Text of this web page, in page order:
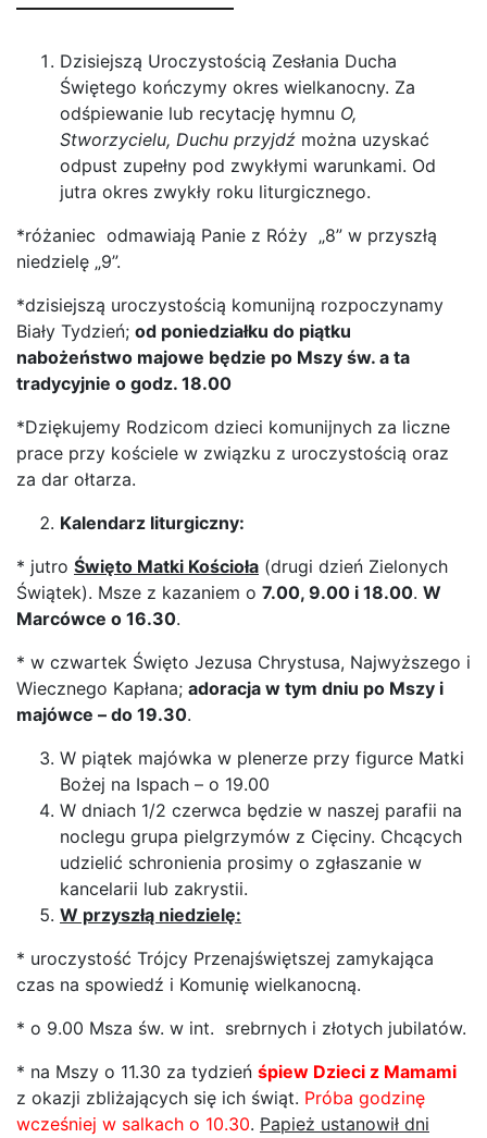
Dzisiejszą Uroczystością Zesłania Ducha
Świętego kończymy okres wielkanocny. Za
odśpiewanie lub recytację hymnu O,
Stworzycielu, Duchu przyjdź można uzyskać
odpust zupełny pod zwykłymi warunkami. Od
jutra okres zwykły roku liturgicznego.
*różaniec odmawiają Panie z Róży „8” w przyszłą
niedzielę „9”.
*dzisiejszą uroczystością komunijną rozpoczynamy
Biały Tydzień; od poniedziałku do piątku
nabożeństwo majowe będzie po Mszy św. a ta
tradycyjnie o godz. 18.00
*Dziękujemy Rodzicom dzieci komunijnych za liczne
prace przy kościele w związku z uroczystością oraz
za dar ołtarza.
Kalendarz liturgiczny:
* jutro Święto Matki Kościoła (drugi dzień Zielonych
Świątek). Msze z kazaniem o 7.00, 9.00 i 18.00. W
Marcówce o 16.30.
* w czwartek Święto Jezusa Chrystusa, Najwyższego i
Wiecznego Kapłana; adoracja w tym dniu po Mszy i
majówce – do 19.30.
W piątek majówka w plenerze przy figurce Matki
Bożej na Ispach – o 19.00
W dniach 1/2 czerwca będzie w naszej parafii na
noclegu grupa pielgrzymów z Cięciny. Chcących
udzielić schronienia prosimy o zgłaszanie w
kancelarii lub zakrystii.
W przyszłą niedzielę:
* uroczystość Trójcy Przenajświętszej zamykająca
czas na spowiedź i Komunię wielkanocną.
* o 9.00 Msza św. w int. srebrnych i złotych jubilatów.
* na Mszy o 11.30 za tydzień śpiew Dzieci z Mamami
z okazji zbliżających się ich świąt. Próba godzinę
wcześniej w salkach o 10.30. Papież ustanowił dni